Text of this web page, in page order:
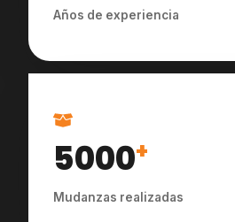
Años de experiencia
5000+
Mudanzas realizadas